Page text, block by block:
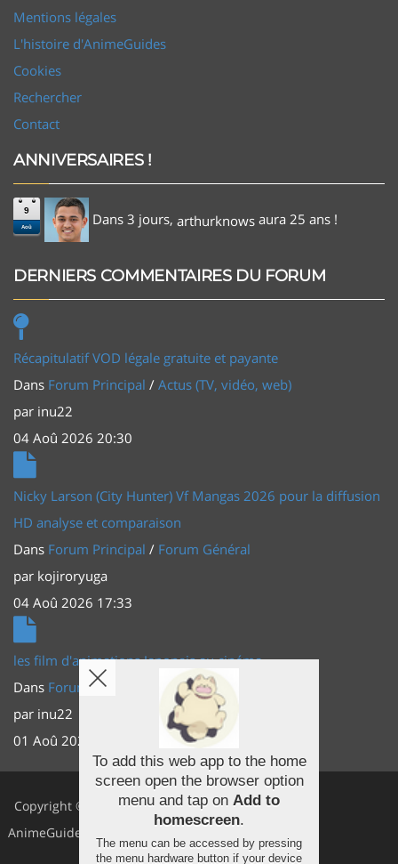
Mentions légales
L'histoire d'AnimeGuides
Cookies
Rechercher
Contact
ANNIVERSAIRES !
9
Aoû Dans 3 jours, arthurknows aura 25 ans !
DERNIERS COMMENTAIRES DU FORUM
Récapitulatif VOD légale gratuite et payante
Dans Forum Principal / Actus (TV, vidéo, web)
par inu22
04 Aoû 2026 20:30
Nicky Larson (City Hunter) Vf Mangas 2026 pour la diffusion
HD analyse et comparaison
Dans Forum Principal / Forum Général
par kojiroryuga
04 Aoû 2026 17:33
les film d'animations Japonais au cinéma
Dans Forum Principal
Actus (TV, vidéo, web)
par inu22
01 Aoû 2026 20:56
Copyright ©
AnimeGuides
Facebook
Youtube
Twitter
To add this web app to the home
screen open the browser option
menu and tap on Add to
homescreen.
The menu can be accessed by pressing
the menu hardware button if your device